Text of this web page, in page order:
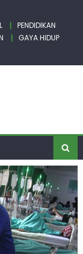
PENDIDIKAN
GAYA HIDUP